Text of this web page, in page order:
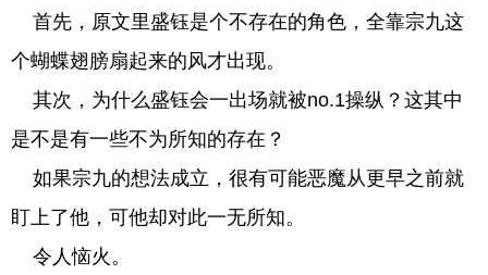
首先，原文里盛钰是个不存在的角色，全靠宗九这
个蝴蝶翅膀扇起来的风才出现。
其次，为什么盛钰会一出场就被no.1操纵？这其中
是不是有一些不为所知的存在？
如果宗九的想法成立，很有可能恶魔从更早之前就
盯上了他，可他却对此一无所知。
令人恼火。